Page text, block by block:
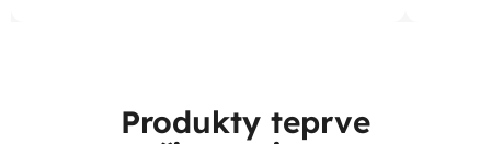
Produkty teprve